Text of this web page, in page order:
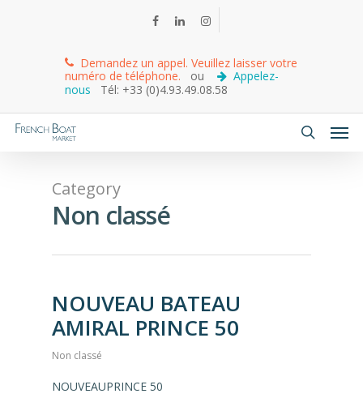
Demandez un appel. Veuillez laisser votre
numéro de téléphone. ou
Appelez-
nous
Tél: +33 (0)4.93.49.08.58
Category
Non classé
NOUVEAU BATEAU
AMIRAL PRINCE 50
Non classé
NOUVEAUPRINCE 50